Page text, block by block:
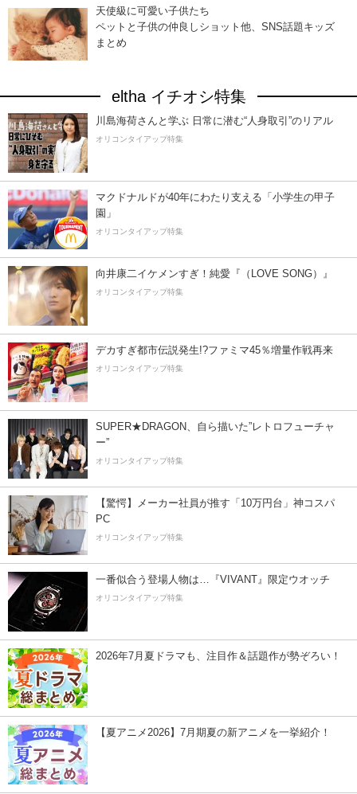
天使級に可愛い子供たち
ペットと子供の仲良しショット他、SNS話題キッズ
まとめ
eltha イチオシ特集
川島海荷さんと学ぶ 日常に潜む“人身取引”のリアル
オリコンタイアップ特集
マクドナルドが40年にわたり支える「小学生の甲子
園」
オリコンタイアップ特集
向井康二イケメンすぎ！純愛『（LOVE SONG）』
オリコンタイアップ特集
デカすぎ都市伝説発生!?ファミマ45％増量作戦再来
オリコンタイアップ特集
SUPER★DRAGON、自ら描いた”レトロフューチャ
ー”
オリコンタイアップ特集
【驚愕】メーカー社員が推す「10万円台」神コスパ
PC
オリコンタイアップ特集
一番似合う登場人物は…『VIVANT』限定ウオッチ
オリコンタイアップ特集
2026年7月夏ドラマも、注目作＆話題作が勢ぞろい！
【夏アニメ2026】7月期夏の新アニメを一挙紹介！